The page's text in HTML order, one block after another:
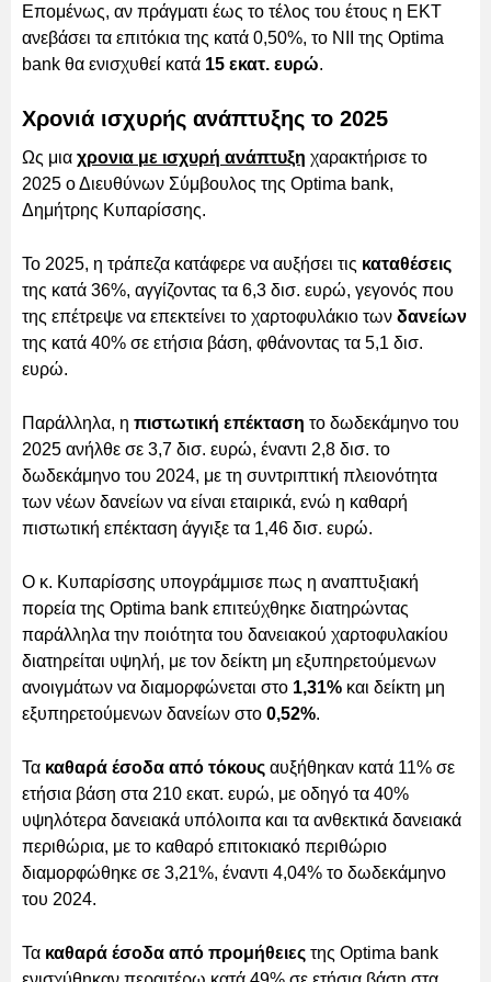
Επομένως, αν πράγματι έως το τέλος του έτους η ΕΚΤ
ανεβάσει τα επιτόκια της κατά 0,50%, το NII της Optima
bank θα ενισχυθεί κατά 15 εκατ. ευρώ.
Χρονιά ισχυρής ανάπτυξης το 2025
Ως μια χρονια με ισχυρή ανάπτυξη χαρακτήρισε το
2025 ο Διευθύνων Σύμβουλος της Optima bank,
Δημήτρης Κυπαρίσσης.
Το 2025, η τράπεζα κατάφερε να αυξήσει τις καταθέσεις
της κατά 36%, αγγίζοντας τα 6,3 δισ. ευρώ, γεγονός που
της επέτρεψε να επεκτείνει το χαρτοφυλάκιο των δανείων
της κατά 40% σε ετήσια βάση, φθάνοντας τα 5,1 δισ.
ευρώ.
Παράλληλα, η πιστωτική επέκταση το δωδεκάμηνο του
2025 ανήλθε σε 3,7 δισ. ευρώ, έναντι 2,8 δισ. το
δωδεκάμηνο του 2024, με τη συντριπτική πλειονότητα
των νέων δανείων να είναι εταιρικά, ενώ η καθαρή
πιστωτική επέκταση άγγιξε τα 1,46 δισ. ευρώ.
O κ. Κυπαρίσσης υπογράμμισε πως η αναπτυξιακή
πορεία της Optima bank επιτεύχθηκε διατηρώντας
παράλληλα την ποιότητα του δανειακού χαρτοφυλακίου
διατηρείται υψηλή, με τον δείκτη μη εξυπηρετούμενων
ανοιγμάτων να διαμορφώνεται στο 1,31% και δείκτη μη
εξυπηρετούμενων δανείων στο 0,52%.
Τα καθαρά έσοδα από τόκους αυξήθηκαν κατά 11% σε
ετήσια βάση στα 210 εκατ. ευρώ, με οδηγό τα 40%
υψηλότερα δανειακά υπόλοιπα και τα ανθεκτικά δανειακά
περιθώρια, με το καθαρό επιτοκιακό περιθώριο
διαμορφώθηκε σε 3,21%, έναντι 4,04% το δωδεκάμηνο
του 2024.
Τα καθαρά έσοδα από προμήθειες της Optima bank